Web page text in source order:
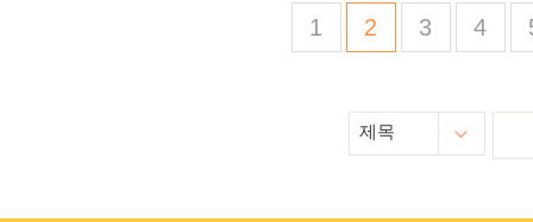
1 2 3 4
제목